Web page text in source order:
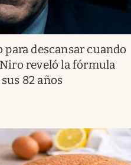
para descansar cuando
reveló la fórmula
82 años